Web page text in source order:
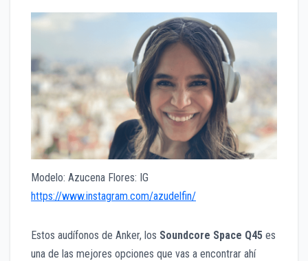
Modelo: Azucena Flores: IG
https://www.instagram.com/azudelfin/
Estos audífonos de Anker, los Soundcore Space Q45 es
una de las mejores opciones que vas a encontrar ahí